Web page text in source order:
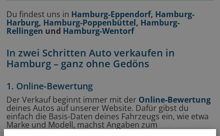
Du findest uns in Hamburg-Eppendorf, Hamburg-
Harburg, Hamburg-Poppenbüttel, Hamburg-
Rellingen und Hamburg-Wentorf
In zwei Schritten Auto verkaufen in
Hamburg – ganz ohne Gedöns
1. Online-Bewertung
Der Verkauf beginnt immer mit der Online-Bewertung
deines Autos auf unserer Website. Dafür gibst du
einfach die Basis-Daten deines Fahrzeugs ein, wie etwa
Marke und Modell, machst Angaben zum